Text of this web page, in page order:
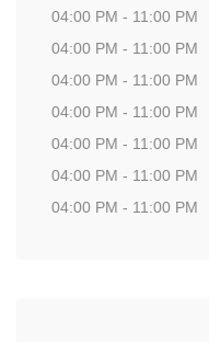
04:00 PM - 11:00 PM
04:00 PM - 11:00 PM
04:00 PM - 11:00 PM
04:00 PM - 11:00 PM
04:00 PM - 11:00 PM
04:00 PM - 11:00 PM
04:00 PM - 11:00 PM